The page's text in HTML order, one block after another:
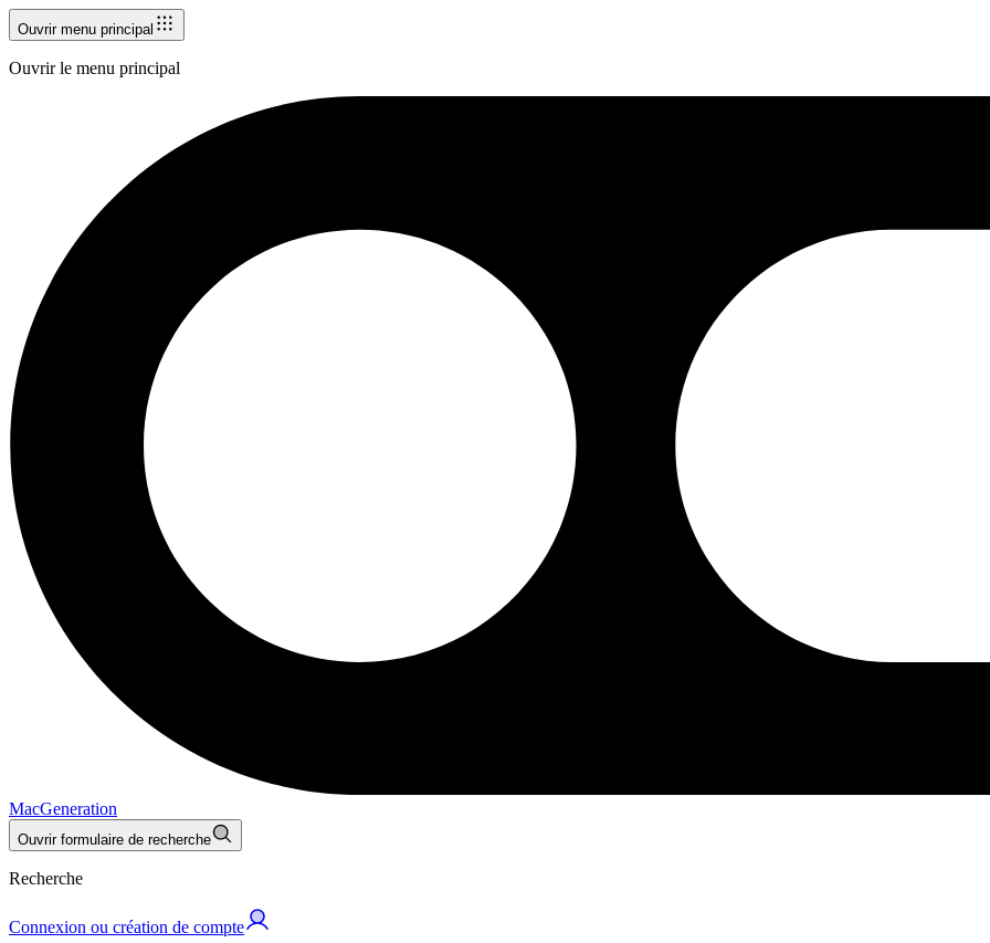
Ouvrir menu principal
Ouvrir le menu principal
MacGeneration
Ouvrir formulaire de recherche
Recherche
Connexion ou création de compte